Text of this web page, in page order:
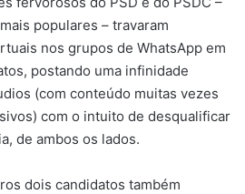
populares – travaram
nos grupos de WhatsApp em
postando uma infinidade
(com conteúdo muitas vezes
com o intuito de desqualificar
de ambos os lados.
dois candidatos também